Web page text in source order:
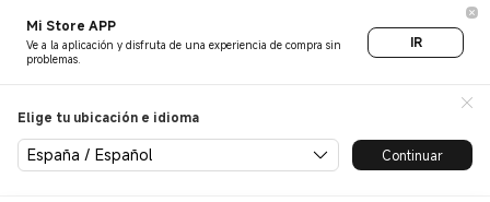
Mi Store APP
Ve a la aplicación y disfruta de una experiencia de compra sin
problemas.
IR
Elige tu ubicación e idioma
España / Español Continuar